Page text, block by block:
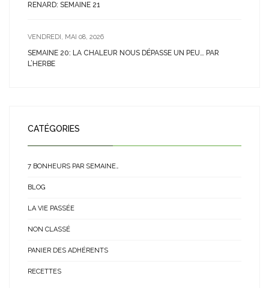
RENARD: SEMAINE 21
VENDREDI, MAI 08, 2026
SEMAINE 20: LA CHALEUR NOUS DÉPASSE UN PEU… PAR
L’HERBE
CATÉGORIES
7 BONHEURS PAR SEMAINE…
BLOG
LA VIE PASSÉE
NON CLASSÉ
PANIER DES ADHÉRENTS
RECETTES